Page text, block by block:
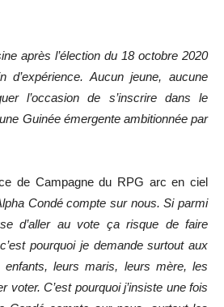
après l’élection du 18 octobre 2020
d’expérience. Aucun jeune, aucune
l’occasion de s’inscrire dans le
Guinée émergente ambitionnée par
de Campagne du RPG arc en ciel
Condé compte sur nous. Si parmi
d’aller au vote ça risque de faire
pourquoi je demande surtout aux
enfants, leurs maris, leurs mère, les
voter. C’est pourquoi j’insiste une fois